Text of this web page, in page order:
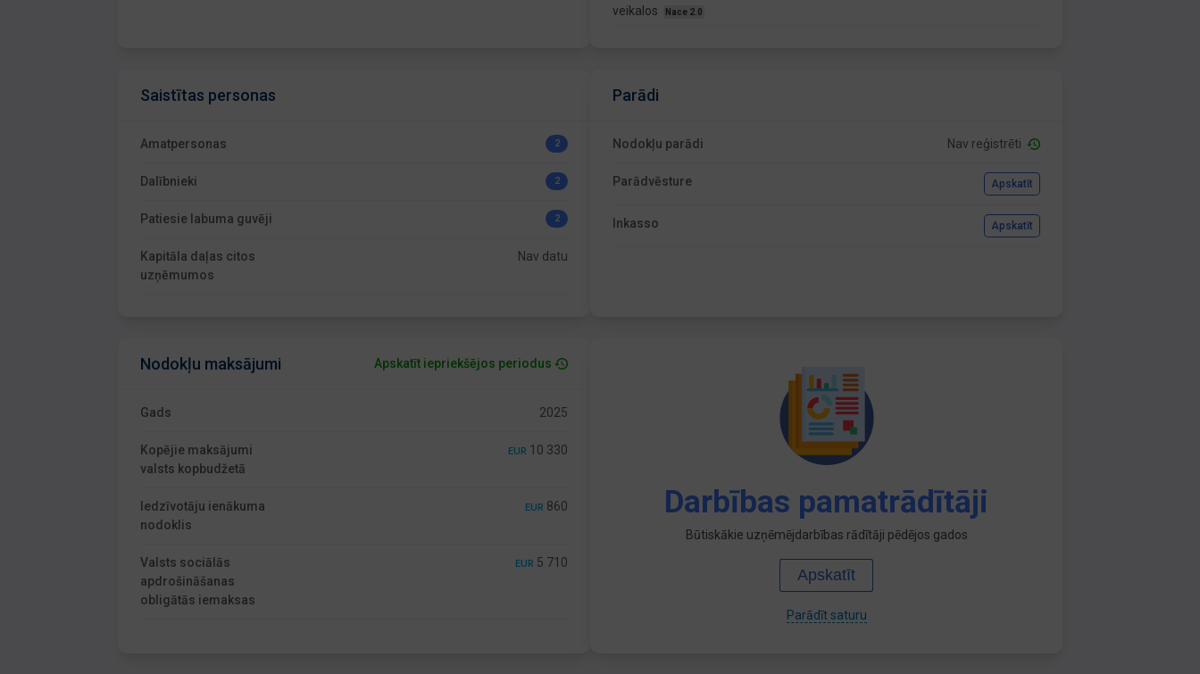
veikalos
Nace 2.0
Saistītas personas
Amatpersonas 2
Dalībnieki 2
Patiesie labuma guvēji 2
Kapitāla daļas citos
uzņēmumos
Nav datu
Parādi
Nodokļu parādi Nav reģistrēti
Parādvēsture Apskatīt
Inkasso Apskatīt
Nodokļu maksājumi Apskatīt iepriekšējos periodus
Gads 2025
Kopējie maksājumi
valsts kopbudžetā
EUR 10 330
Iedzīvotāju ienākuma
nodoklis
EUR 860
Valsts sociālās
apdrošināšanas
obligātās iemaksas
EUR 5 710
Darbības pamatrādītāji
Būtiskākie uzņēmējdarbības rādītāji pēdējos gados
Apskatīt
Parādīt saturu